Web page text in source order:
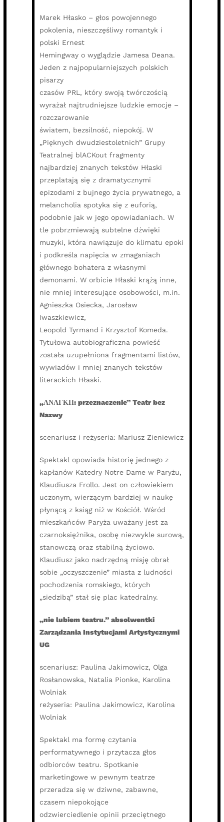
Marek Hłasko – głos powojennego
pokolenia, nieszczęśliwy romantyk i
polski Ernest
Hemingway o wyglądzie Jamesa Deana.
Jeden z najpopularniejszych polskich
pisarzy
czasów PRL, który swoją twórczością
wyrażał najtrudniejsze ludzkie emocje –
rozczarowanie
światem, bezsilność, niepokój. W
„Pięknych dwudziestoletnich” Grupy
Teatralnej blACKout fragmenty
najbardziej znanych tekstów Hłaski
przeplatają się z dramatycznymi
epizodami z bujnego życia prywatnego, a
melancholia spotyka się z euforią,
podobnie jak w jego opowiadaniach. W
tle pobrzmiewają subtelne dźwięki
muzyki, która nawiązuje do klimatu epoki
i podkreśla napięcia w zmaganiach
głównego bohatera z własnymi
demonami. W orbicie Hłaski krążą inne,
nie mniej interesujące osobowości, m.in.
Agnieszka Osiecka, Jarosław
Iwaszkiewicz,
Leopold Tyrmand i Krzysztof Komeda.
Tytułowa autobiograficzna powieść
została uzupełniona fragmentami listów,
wywiadów i mniej znanych tekstów
literackich Hłaski.
„ΑΝАΓΚΗ: przeznaczenie” Teatr bez
Nazwy
scenariusz i reżyseria: Mariusz Zieniewicz
Spektakl opowiada historię jednego z
kapłanów Katedry Notre Dame w Paryżu,
Klaudiusza Frollo. Jest on człowiekiem
uczonym, wierzącym bardziej w naukę
płynącą z ksiąg niż w Kościół. Wśród
mieszkańców Paryża uważany jest za
czarnoksiężnika, osobę niezwykle surową,
stanowczą oraz stabilną życiowo.
Klaudiusz jako nadrzędną misję obrał
sobie „oczyszczenie” miasta z ludności
pochodzenia romskiego, których
„siedzibą” stał się plac katedralny.
„nie lubiem teatru.” absolwentki
Zarządzania Instytucjami Artystycznymi
UG
scenariusz: Paulina Jakimowicz, Olga
Rosłanowska, Natalia Pionke, Karolina
Wolniak
reżyseria: Paulina Jakimowicz, Karolina
Wolniak
Spektakl ma formę czytania
performatywnego i przytacza głos
odbiorców teatru. Spotkanie
marketingowe w pewnym teatrze
przeradza się w dziwne, zabawne,
czasem niepokojące
odzwierciedlenie opinii przeciętnego